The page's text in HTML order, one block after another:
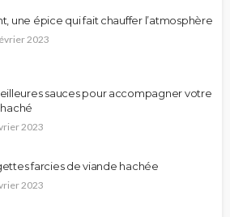
une épice qui fait chauffer l’atmosphère
2023
sauces pour accompagner votre
2023
farcies de viande hachée
2023